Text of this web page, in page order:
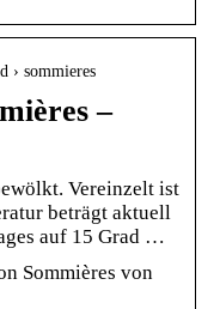
› sommieres
–
Vereinzelt ist
beträgt aktuell
auf 15 Grad …
Sommières von